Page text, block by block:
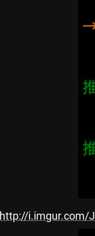
http://i.imgur.com/